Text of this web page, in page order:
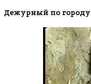
Дежурный по городу